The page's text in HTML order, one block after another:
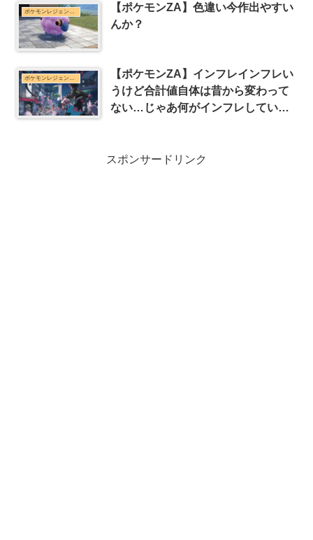
【ポケモンZA】色違い今作出やすい
んか？
【ポケモンZA】インフレインフレい
うけど合計値自体は昔から変わって
ない…じゃあ何がインフレしている
スポンサードリンク